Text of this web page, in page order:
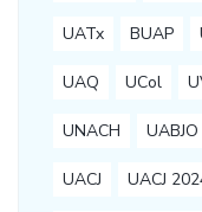
UATx BUAP
UAQ UCol
UNACH UABJO
UACJ UACJ